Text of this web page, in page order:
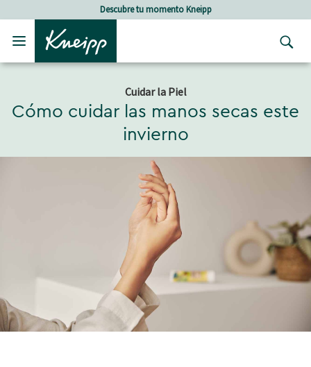
Skip to main content
Skip to footer contentDescubre tu momento Kneipp
Cuidar la Piel
Cómo cuidar las manos secas este
invierno